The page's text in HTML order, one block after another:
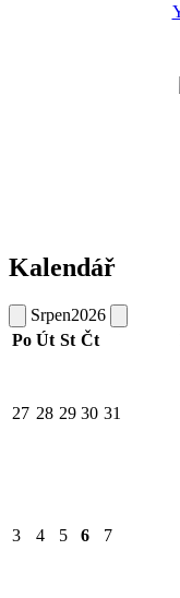
Kalendář
Srpen2026
Po Út St Čt
27 28 29 30 31
3 4 5 6 7